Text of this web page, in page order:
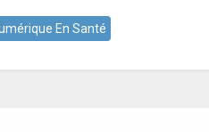
En Santé